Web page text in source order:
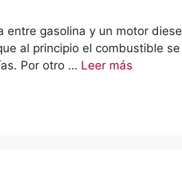
entre gasolina y un motor
al principio el combustible
Por otro … Leer más